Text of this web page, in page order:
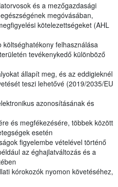
és a mezőgazdasági
megóvásában,
kötelezettségeket (AHL
felhasználása
tevékenykedő különböző
állapít meg, és az eddigieknél
teszi lehetővé (2019/2035/EU
azonosításának és
és megfékezésére, többek között
esetén
figyelembe vételével történő
az éghajlatváltozás és a
kórokozók nyomon követéséhez,